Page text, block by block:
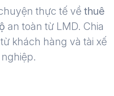
thực tế về thuê
an toàn từ LMD. Chia
từ khách hàng và tài xế